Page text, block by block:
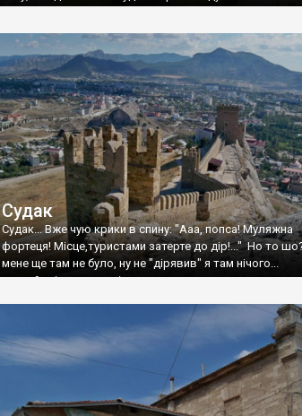
Судак
Судак... Вже чую крики в спину: "Ааа, попса! Муляжна
фортеця! Місце,туристами затерте до дір!..." Но то
мене ще там не було, ну не "дірявив" я там нічого...
принаймні до цього літа.